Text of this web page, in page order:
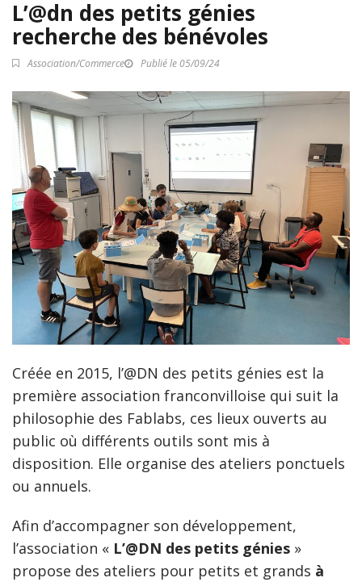
L’@dn des petits génies
recherche des bénévoles
Association/Commerce Publié le 05/09/24
Créée en 2015, l’@DN des petits génies est la
première association franconvilloise qui suit la
philosophie des Fablabs, ces lieux ouverts au
public où différents outils sont mis à
disposition. Elle organise des ateliers ponctuels
ou annuels.
Afin d’accompagner son développement,
l’association « L’@DN des petits génies »
propose des ateliers pour petits et grands à